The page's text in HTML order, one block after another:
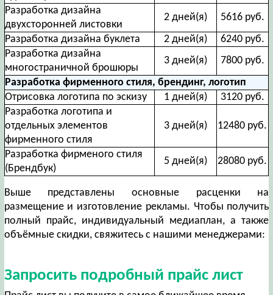
Разработка дизайна
двухсторонней листовки
2 дней(я)
5616 руб.
Разработка дизайна буклета
2 дней(я)
6240 руб.
Разработка дизайна
многостраничной брошюры
3 дней(я)
7800 руб.
Разработка фирменного стиля, брендинг, логотип
Отрисовка логотипа по эскизу
1 дней(я)
3120 руб.
Разработка логотипа и
отдельных элементов
фирменного стиля
3 дней(я) 12480 руб.
Разработка фирменого стиля
(Брендбук)
5 дней(я) 28080 руб.
Выше представлены основные расценки на
размещение и изготовление рекламы. Чтобы получить
полный прайс, индивидуальный медиаплан, а также
объёмные скидки, свяжитесь с нашими менеджерами:
Запросить подробный прайс лист